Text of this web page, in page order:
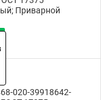
Приварной
020-39918642-